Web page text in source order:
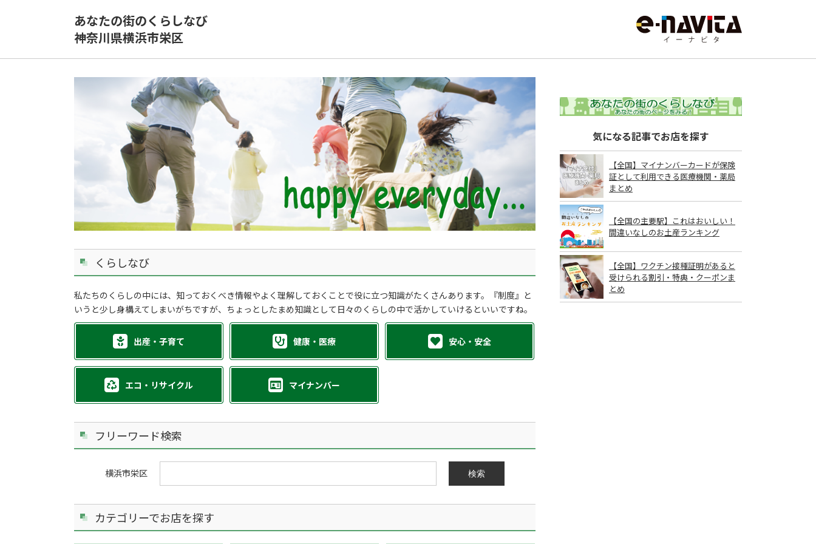
あなたの街のくらしなび
神奈川県横浜市栄区
くらしなび
私たちのくらしの中には、知っておくべき情報やよく理解しておくことで役に立つ知識がたくさんあります。『制度』と
いうと少し身構えてしまいがちですが、ちょっとしたまめ知識として日々のくらしの中で活かしていけるといいですね。
出産・子育て 健康・医療 安心・安全
エコ・リサイクル マイナンバー
フリーワード検索
横浜市栄区 検索
カテゴリーでお店を探す
気になる記事でお店を探す
【全国】マイナンバーカードが保険
証として利用できる医療機関・薬局
まとめ
【全国の主要駅】これはおいしい！
間違いなしのお土産ランキング
【全国】ワクチン接種証明があると
受けられる割引・特典・クーポンま
とめ